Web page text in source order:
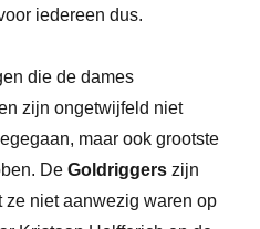
iedereen dus.
die de dames
zijn ongetwijfeld niet
maar ook grootste
DeGoldriggers zijn
ze niet aanwezig waren op